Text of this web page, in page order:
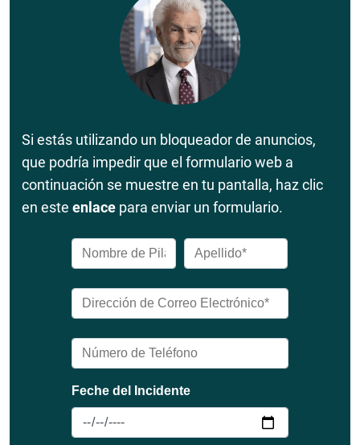
Si estás utilizando un bloqueador de anuncios,
que podría impedir que el formulario web a
continuación se muestre en tu pantalla, haz clic
en este enlace para enviar un formulario.